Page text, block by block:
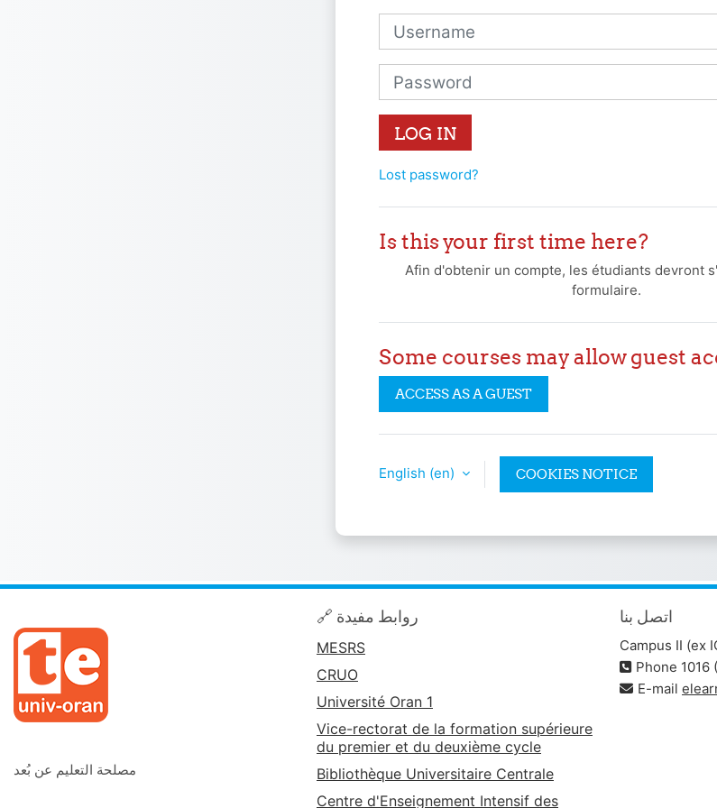
Username
Password
LOG IN
Lost password?
Is this your first time here?
Afin d'obtenir un compte, les étudiants devront
formulaire.
Some courses may allow guest
ACCESS AS A GUEST
English ‎(en)‎ COOKIES NOTICE
مصلحة التعليم عن بُعد
🔗 روابط مفيدة
MESRS
CRUO
Université Oran 1
Vice-rectorat de la formation supérieure
du premier et du deuxième cycle
Bibliothèque Universitaire Centrale
Centre d'Enseignement Intensif des
اتصل بنا
Campus II (ex
Phone 1016
E-mail